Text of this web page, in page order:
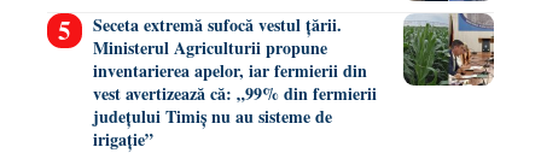
Seceta extremă sufocă vestul țării.
Ministerul Agriculturii propune
inventarierea apelor, iar fermierii din
vest avertizează că: „99% din fermierii
județului Timiș nu au sisteme de
irigație”